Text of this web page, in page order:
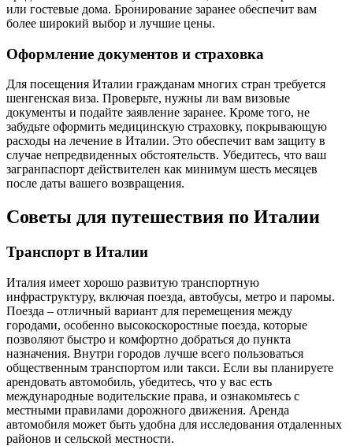
или гостевые дома. Бронирование заранее обеспечит вам
более широкий выбор и лучшие цены.
Оформление документов и страховка
Для посещения Италии гражданам многих стран требуется
шенгенская виза. Проверьте, нужны ли вам визовые
документы и подайте заявление заранее. Кроме того, не
забудьте оформить медицинскую страховку, покрывающую
расходы на лечение в Италии. Это обеспечит вам защиту в
случае непредвиденных обстоятельств. Убедитесь, что ваш
загранпаспорт действителен как минимум шесть месяцев
после даты вашего возвращения.
Советы для путешествия по Италии
Транспорт в Италии
Италия имеет хорошо развитую транспортную
инфраструктуру, включая поезда, автобусы, метро и паромы.
Поезда – отличный вариант для перемещения между
городами, особенно высокоскоростные поезда, которые
позволяют быстро и комфортно добраться до пункта
назначения. Внутри городов лучше всего пользоваться
общественным транспортом или такси. Если вы планируете
арендовать автомобиль, убедитесь, что у вас есть
международные водительские права, и ознакомьтесь с
местными правилами дорожного движения. Аренда
автомобиля может быть удобна для исследования отдаленных
районов и сельской местности.